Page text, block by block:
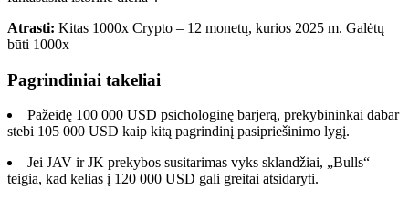
Atrasti: Kitas 1000x Crypto – 12 monetų, kurios 2025 m. Galėtų
būti 1000x
Pagrindiniai takeliai
Pažeidę 100 000 USD psichologinę barjerą, prekybininkai dabar
stebi 105 000 USD kaip kitą pagrindinį pasipriešinimo lygį.
Jei JAV ir JK prekybos susitarimas vyks sklandžiai, „Bulls“
teigia, kad kelias į 120 000 USD gali greitai atsidaryti.